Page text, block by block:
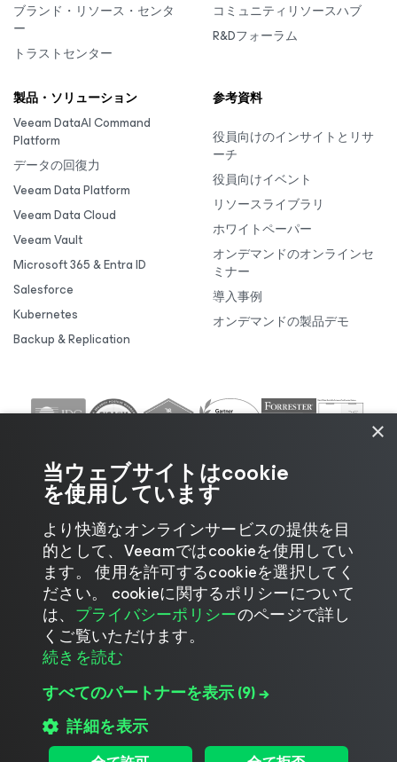
ブランド・リソース・センタ
ー
トラストセンター
コミュニティリソースハブ
R&Dフォーラム
製品・ソリューション
Veeam DataAI Command
Platform
データの回復力
Veeam Data Platform
Veeam Data Cloud
Veeam Vault
Microsoft 365 & Entra ID
Salesforce
Kubernetes
Backup & Replication
参考資料
役員向けのインサイトとリサ
ーチ
役員向けイベント
リソースライブラリ
ホワイトペーパー
オンデマンドのオンラインセ
ミナー
導入事例
オンデマンドの製品デモ
©2026 Veeam® Software |プライバシーに関する通
Cookieに関する通知|リーガル|ライセンスポリ
シー|サプライヤーリソース
言語の変更
×
当ウェブサイトはcookie
を使用しています
より快適なオンラインサービスの提供を目
的として、Veeamではcookieを使用してい
ます。 使用を許可するcookieを選択してく
ださい。 cookieに関するポリシーについて
は、 プライバシーポリシーのページで詳し
くご覧いただけます。
続きを読む
すべてのパートナーを表示(9) →
詳細を表示